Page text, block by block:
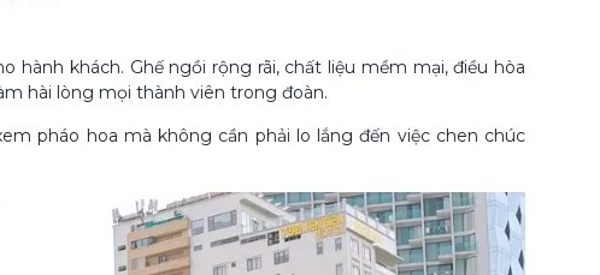
khách. Ghế ngồi rộng rãi, chất liệu mềm mại, điều hòa
hài lòng mọi thành viên trong đoàn.
pháo hoa mà không cần phải lo lắng đến việc chen chúc